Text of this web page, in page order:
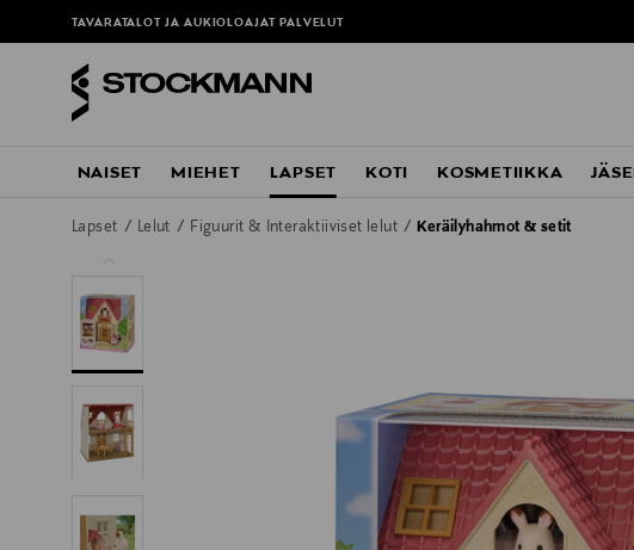
TAVARATALOT JA AUKIOLOAJAT PALVELUT
NAISET MIEHET LAPSET KOTI KOSMETIIKKA
Lapset Lelut Figuurit & Interaktiiviset lelut Keräilyhahmot & setit